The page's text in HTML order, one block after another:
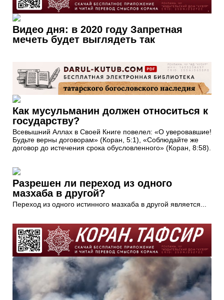
Видео дня: в 2020 году Запретная
мечеть будет выглядеть так
Как мусульманин должен относиться к
государству?
Всевышний Аллах в Своей Книге повелел: «О уверовавшие!
Будьте верны договорам» (Коран, 5:1), «Соблюдайте же
договор до истечения срока обусловленного» (Коран, 8:58).
Разрешен ли переход из одного
мазхаба в другой?
Переход из одного истинного мазхаба в другой является...